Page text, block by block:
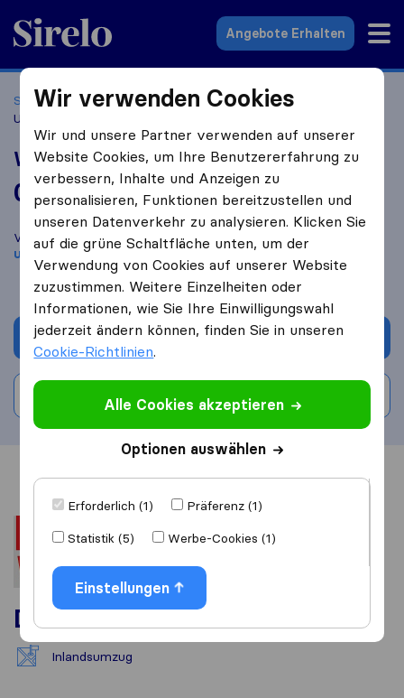
Sirelo.at
Angebote Erhalten
Startseite Umzugsfirmen Umzugsfirmen Wien
Umzüge
Wolf Umzüge
0,0 basierend auf0
Sirelo und Google Bewertungen
i
Vergleichen Sie Wolf Umzüge mit anderen Umzugs​
unternehmenaus Wien
Angebot anfordern
Bewertung schreiben
Übersicht Bewertungen Quellen
Dienstleistungen
Inlandsumzug
Wir verwenden Cookies
Wir und unsere Partner verwenden auf unserer
Website Cookies, um Ihre Benutzererfahrung zu
verbessern, Inhalte und Anzeigen zu
personalisieren, Funktionen bereitzustellen und
unseren Datenverkehr zu analysieren. Klicken Sie
auf die grüne Schaltfläche unten, um der
Verwendung von Cookies auf unserer Website
zuzustimmen. Weitere Einzelheiten oder
Informationen, wie Sie Ihre Einwilligungswahl
jederzeit ändern können, finden Sie in unseren
Cookie-Richtlinien.
Alle Cookies akzeptieren
Optionen auswählen
Erforderlich (1)
Präferenz (1)
Statistik (5)
Werbe-Cookies (1)
Einstellungen